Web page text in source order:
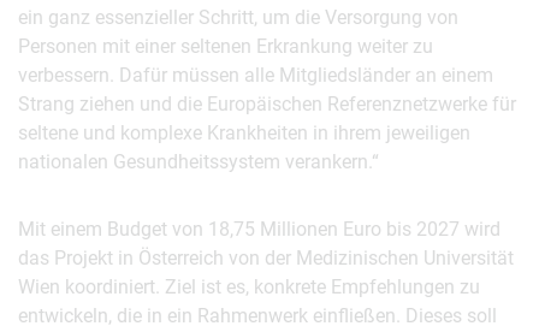
ein ganz essenzieller Schritt, um die Versorgung von
Personen mit einer seltenen Erkrankung weiter zu
verbessern. Dafür müssen alle Mitgliedsländer an einem
Strang ziehen und die Europäischen Referenznetzwerke für
seltene und komplexe Krankheiten in ihrem jeweiligen
nationalen Gesundheitssystem verankern.“
Mit einem Budget von 18,75 Millionen Euro bis 2027 wird
das Projekt in Österreich von der Medizinischen Universität
Wien koordiniert. Ziel ist es, konkrete Empfehlungen zu
entwickeln, die in ein Rahmenwerk einfließen. Dieses soll